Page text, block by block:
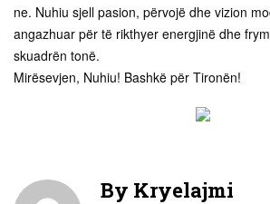
ne. Nuhiu sjell pasion, përvojë dhe vizion
angazhuar për të rikthyer energjinë dhe
skuadrën tonë.
Mirësevjen, Nuhiu! Bashkë për Tironën!
By Kryelajmi